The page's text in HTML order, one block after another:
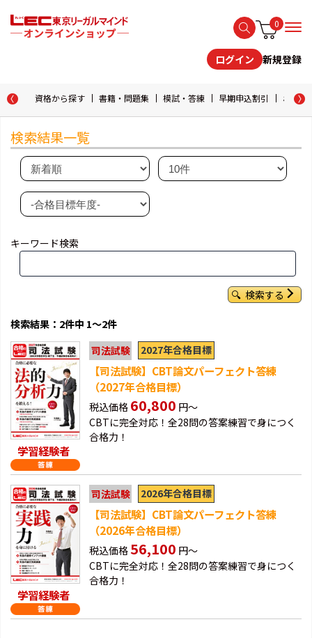
0
ログイン 新規登録
資格から探す 書籍・問題集 模試・答練 早期申込割引 おため
検索結果一覧
キーワード検索
検索する
検索結果：2件中 1～2件
学習経験者
司法試験 2027年合格目標
【司法試験】CBT論文パーフェクト答練
（2027年合格目標）
税込価格 60,800 円～
CBTに完全対応！全28問の答案練習で身につく
合格力！
学習経験者
司法試験 2026年合格目標
【司法試験】CBT論文パーフェクト答練
（2026年合格目標）
税込価格 56,100 円～
CBTに完全対応！全28問の答案練習で身につく
合格力！